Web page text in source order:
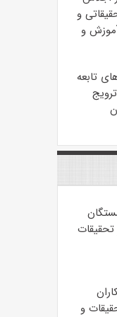
و
و
تابعه
دوم ۱۴۰۲ مرکز تحقیقات
مرکز تحقیقات و